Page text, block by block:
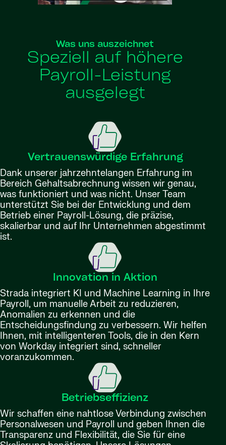
Was uns auszeichnet
Speziell auf höhere
Payroll-Leistung
ausgelegt
Vertrauenswürdige Erfahrung
Dank unserer jahrzehntelangen Erfahrung im
Bereich Gehaltsabrechnung wissen wir genau,
was funktioniert und was nicht. Unser Team
unterstützt Sie bei der Entwicklung und dem
Betrieb einer Payroll-Lösung, die präzise,
skalierbar und auf Ihr Unternehmen abgestimmt
ist.
Innovation in Aktion
Strada integriert KI und Machine Learning in Ihre
Payroll, um manuelle Arbeit zu reduzieren,
Anomalien zu erkennen und die
Entscheidungsfindung zu verbessern. Wir helfen
Ihnen, mit intelligenteren Tools, die in den Kern
von Workday integriert sind, schneller
voranzukommen.
Betriebseffizienz
Wir schaffen eine nahtlose Verbindung zwischen
Personalwesen und Payroll und geben Ihnen die
Transparenz und Flexibilität, die Sie für eine